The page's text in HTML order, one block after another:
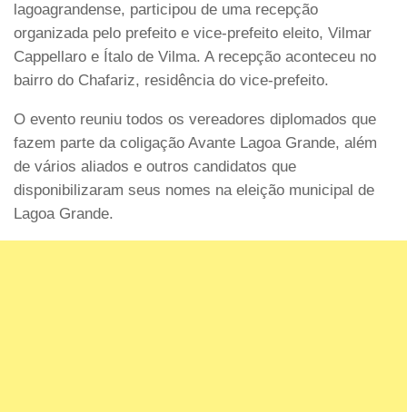
lagoagrandense, participou de uma recepção
organizada pelo prefeito e vice-prefeito eleito, Vilmar
Cappellaro e Ítalo de Vilma. A recepção aconteceu no
bairro do Chafariz, residência do vice-prefeito.
O evento reuniu todos os vereadores diplomados que
fazem parte da coligação Avante Lagoa Grande, além
de vários aliados e outros candidatos que
disponibilizaram seus nomes na eleição municipal de
Lagoa Grande.